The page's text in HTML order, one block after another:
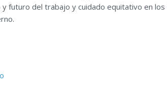
futuro del trabajo y cuidado equitativo en